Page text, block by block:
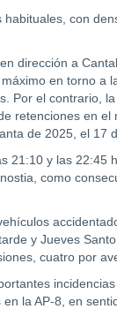
con
dirección a
en torno a
Por el contrario,
retenciones en
de 2025, el 17
21:10 y las 22:45
como
y Jueves
cuatro por
la AP-8, en